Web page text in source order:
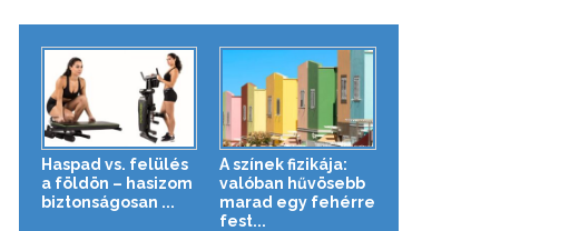
Haspad vs. felülés
a földön – hasizom
biztonságosan ...
A színek fizikája:
valóban hűvösebb
marad egy fehérre
fest...